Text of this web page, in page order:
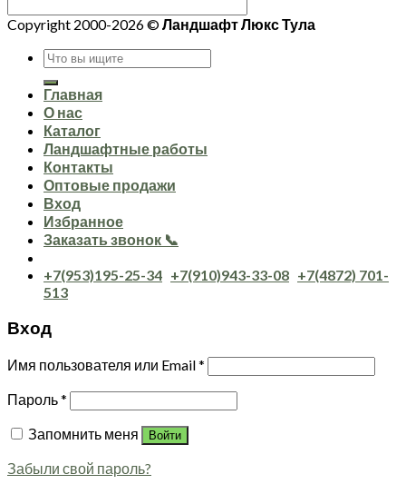
Copyright 2000-2026 ©Ландшафт Люкс Тула
Искать:
Главная
О нас
Каталог
Ландшафтные работы
Контакты
Оптовые продажи
Вход
Избранное
Заказать звонок 📞
+7(953)195-25-34 +7(910)943-33-08 +7(4872) 701-
513
Вход
Имя пользователя или Email*
Пароль*
Запомнить меня
Войти
Забыли свой пароль?